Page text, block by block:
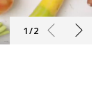
1/2